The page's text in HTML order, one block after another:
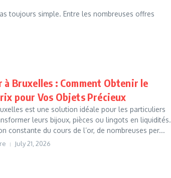
toujours simple. Entre les nombreuses offres
à Bruxelles : Comment Obtenir le
pour Vos Objets Précieux
est une solution idéale pour les particuliers
leurs bijoux, pièces ou lingots en liquidités.
constante du cours de l’or, de nombreuses per...
July 21, 2026